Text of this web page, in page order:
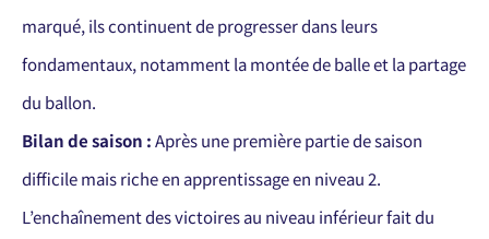
marqué, ils continuent de progresser dans leurs
fondamentaux, notamment la montée de balle et la partage
du ballon.
Bilan de saison :Après une première partie de saison
difficile mais riche en apprentissage en niveau 2.
L’enchaînement des victoires au niveau inférieur fait du